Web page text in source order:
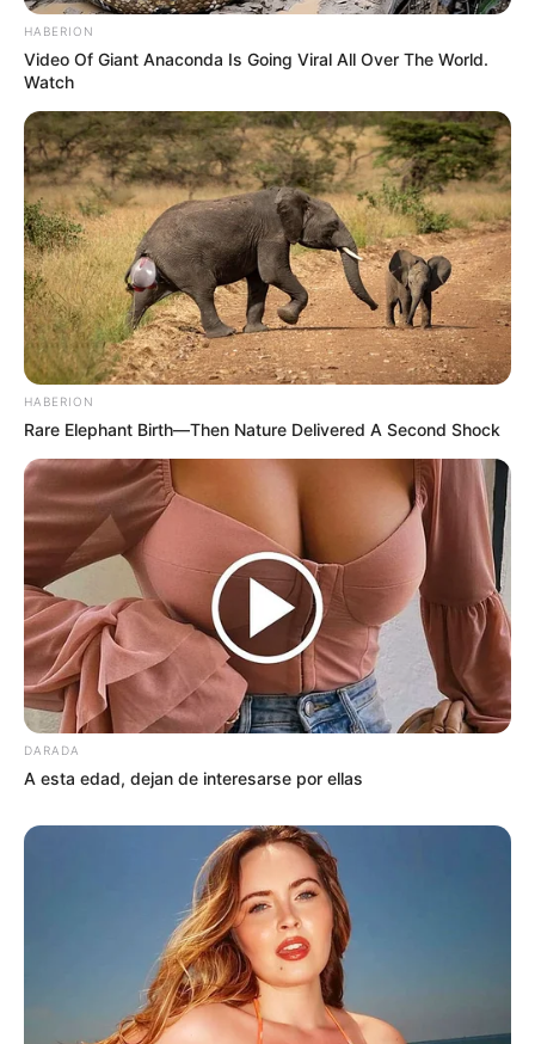
HABERION
Video Of Giant Anaconda Is Going Viral All Over The World.
Watch
HABERION
Rare Elephant Birth—Then Nature Delivered A Second Shock
DARADA
A esta edad, dejan de interesarse por ellas